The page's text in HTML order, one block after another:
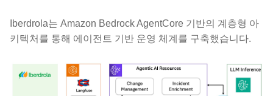
Iberdrola는 Amazon Bedrock AgentCore 기반의 계층형 아
키텍처를 통해 에이전트 기반 운영 체계를 구축했습니다.